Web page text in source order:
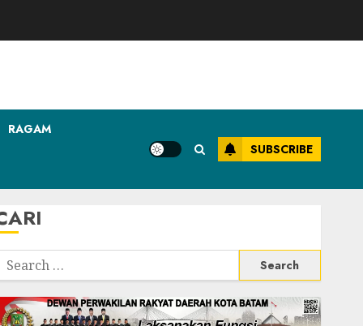
RAGAM
SUBSCRIBE
Search